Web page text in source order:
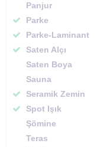
Panjur
Parke
Parke-Laminant
Saten Alçı
Saten Boya
Sauna
Seramik Zemin
Spot Işık
Şömine
Teras